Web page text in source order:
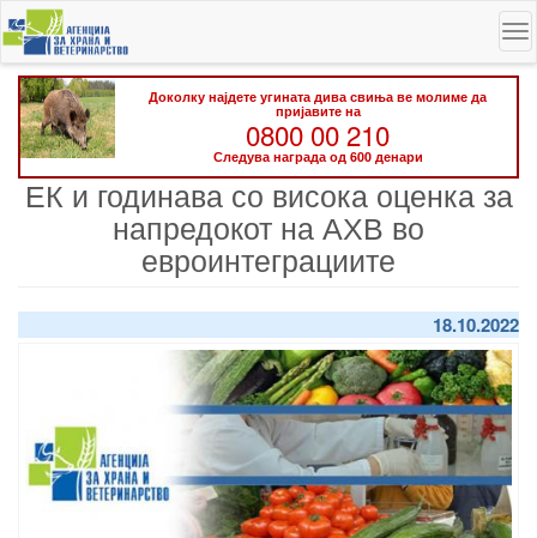
Skip
to
main
content
Доколку најдете угината дива свиња ве молиме да
пријавите на
0800 00 210
Следува награда од 600 денари
ЕК и годинава со висока оценка за
напредокот на АХВ во
евроинтеграциите
18.10.2022